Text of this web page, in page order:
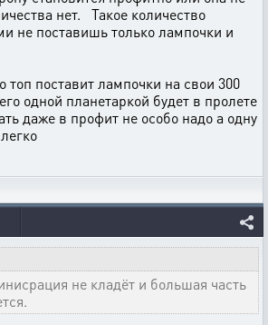
нет. Такое количество
не поставишь только лампочки и
топ поставит лампочки на свои 300
одной планетаркой будет в пролете
даже в профит не особо надо а одну
не кладёт и большая часть